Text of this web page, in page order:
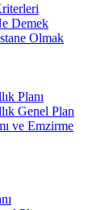
Demek
Olmak
Planı
Genel Plan
ve Emzirme